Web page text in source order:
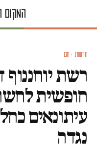
חדשות · חם
רשת
חופשית
עיתונאים
נגדה